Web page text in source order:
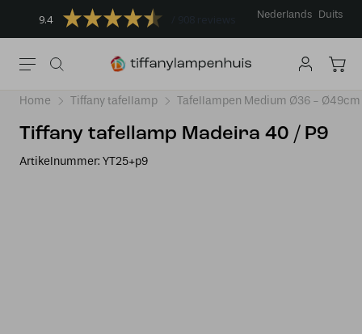
9.4 Nederlands Duits
Home Tiffany tafellamp Tafellampen Medium Ø36 - Ø49cm
Tiffany tafellamp Madeira 40 / P9
Artikelnummer: YT25+p9